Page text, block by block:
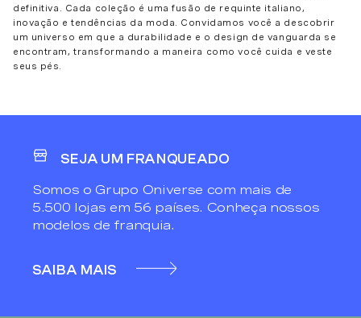
definitiva. Cada coleção é uma fusão de requinte italiano,
inovação e tendências da moda. Convidamos você a descobrir
um universo em que a durabilidade e o design de vanguarda se
encontram, transformando a maneira como você cuida e veste
seus pés.
SEJA UM FRANQUEADO
Somos o Grupo Oniverse com mais de
5.500 lojas em 56 países. Conheça nossos
modelos de franquia.
SAIBA MAIS